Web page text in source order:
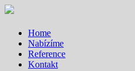
Home
Nabízíme
Reference
Kontakt